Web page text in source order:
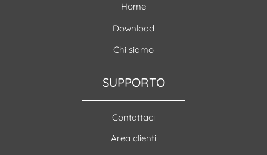
Home
Download
Chi siamo
SUPPORTO
Contattaci
Area clienti